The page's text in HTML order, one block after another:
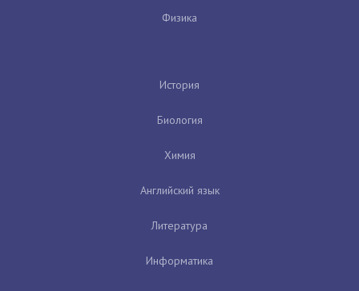
Физика
История
Биология
Химия
Английский язык
Литература
Информатика